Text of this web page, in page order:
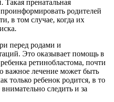
Такая пренатальная
родителей
в том случае, когда их
перед родами и
Это оказывает помощь в
ретинобластома, почти
важное лечение может быть
только ребенок родится, в то
следить и за